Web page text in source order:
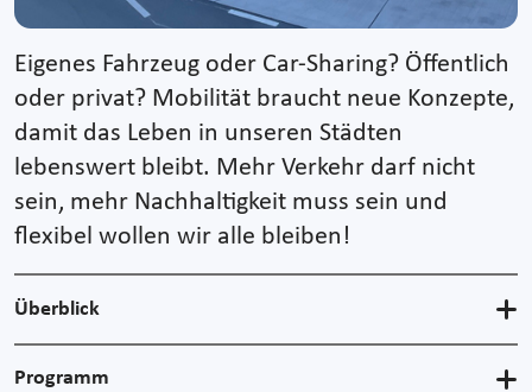
Eigenes Fahrzeug oder Car-Sharing? Öffentlich
oder privat? Mobilität braucht neue Konzepte,
damit das Leben in unseren Städten
lebenswert bleibt. Mehr Verkehr darf nicht
sein, mehr Nachhaltigkeit muss sein und
flexibel wollen wir alle bleiben!
Überblick
Programm